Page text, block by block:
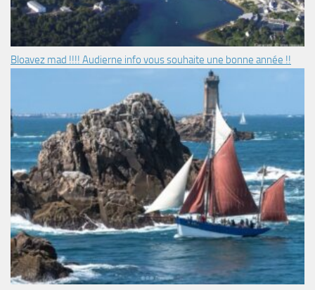
Bloavez mad !!!! Audierne info vous souhaite une bonne année !!